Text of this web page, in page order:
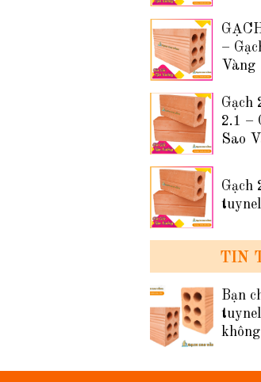
–
Vàng
Gạch
2.1 –
Sao
Gạch
TIN
Bạn